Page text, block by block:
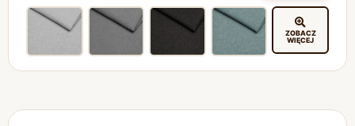
ZOBACZ
WIĘCEJ